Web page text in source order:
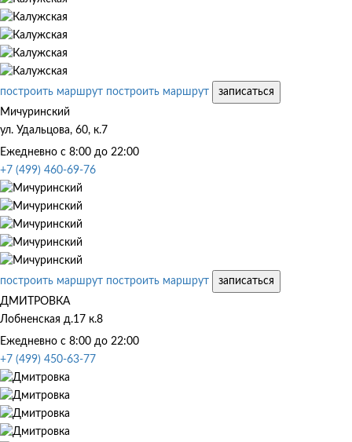
построить маршрут построить маршрут
записаться
Мичуринский
ул. Удальцова, 60, к.7
Ежедневно с 8:00 до 22:00
+7 (499) 460-69-76
построить маршрут построить маршрут
записаться
ДМИТРОВКА
Лобненская д.17 к.8
Ежедневно с 8:00 до 22:00
+7 (499) 450-63-77